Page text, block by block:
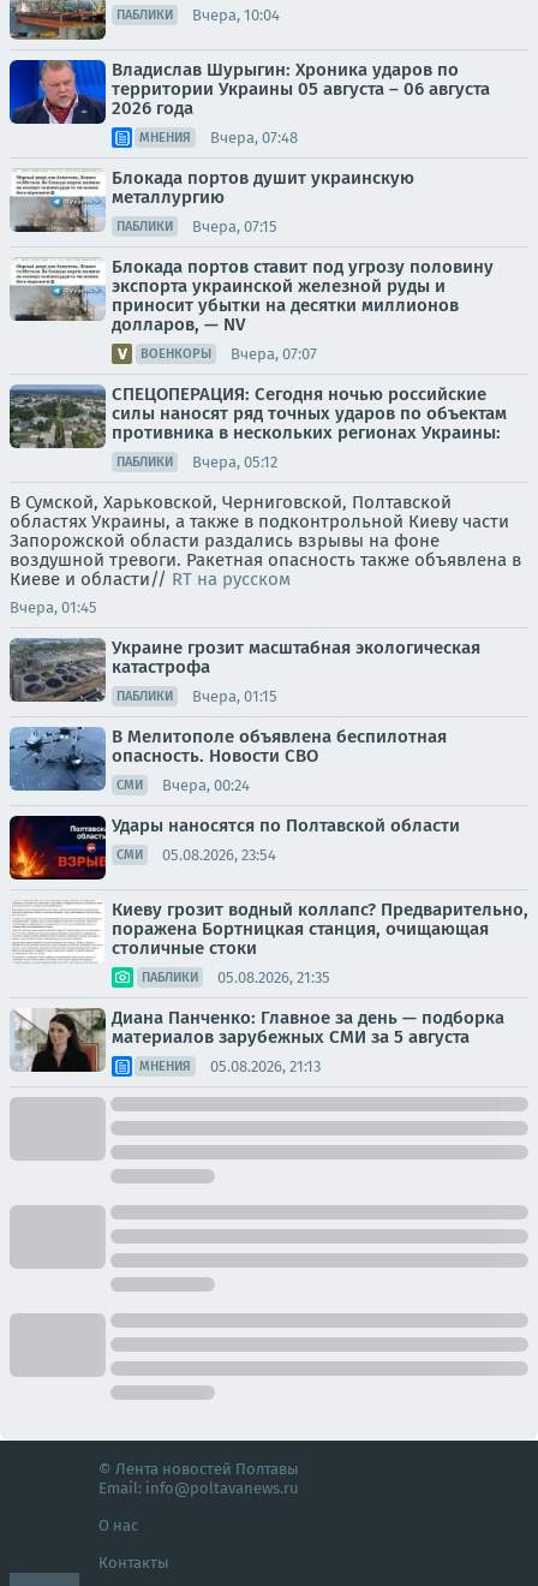
ПАБЛИКИ Вчера, 10:04
Владислав Шурыгин: Хроника ударов по
территории Украины 05 августа – 06 августа
2026 года
МНЕНИЯ Вчера, 07:48
Блокада портов душит украинскую
металлургию
ПАБЛИКИ Вчера, 07:15
Блокада портов ставит под угрозу половину
экспорта украинской железной руды и
приносит убытки на десятки миллионов
долларов, — NV
ВОЕНКОРЫ Вчера, 07:07
СПЕЦОПЕРАЦИЯ: Сегодня ночью российские
силы наносят ряд точных ударов по объектам
противника в нескольких регионах Украины:
ПАБЛИКИ Вчера, 05:12
В Сумской, Харьковской, Черниговской, Полтавской
областях Украины, а также в подконтрольной Киеву части
Запорожской области раздались взрывы на фоне
воздушной тревоги. Ракетная опасность также объявлена в
Киеве и области// RT на русском
Вчера, 01:45
Украине грозит масштабная экологическая
катастрофа
ПАБЛИКИ Вчера, 01:15
В Мелитополе объявлена беспилотная
опасность. Новости СВО
СМИ Вчера, 00:24
Удары наносятся по Полтавской области
СМИ 05.08.2026, 23:54
Киеву грозит водный коллапс? Предварительно,
поражена Бортницкая станция, очищающая
столичные стоки
ПАБЛИКИ 05.08.2026, 21:35
Диана Панченко: Главное за день — подборка
материалов зарубежных СМИ за 5 августа
МНЕНИЯ 05.08.2026, 21:13
© Лента новостей Полтавы
Email: info@poltavanews.ru
О нас
Контакты